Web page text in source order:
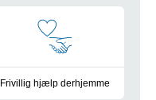
Frivillig hjælp derhjemme